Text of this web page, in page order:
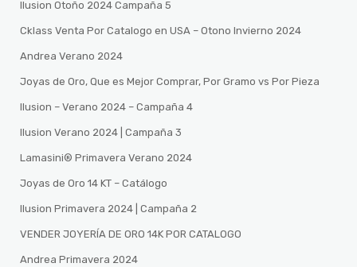
Ilusion Otoño 2024 Campaña 5
Cklass Venta Por Catalogo en USA – Otono Invierno 2024
Andrea Verano 2024
Joyas de Oro, Que es Mejor Comprar, Por Gramo vs Por Pieza
Ilusion – Verano 2024 – Campaña 4
Ilusion Verano 2024 | Campaña 3
Lamasini®️ Primavera Verano 2024
Joyas de Oro 14 KT – Catálogo
Ilusion Primavera 2024 | Campaña 2
VENDER JOYERÍA DE ORO 14K POR CATALOGO
Andrea Primavera 2024